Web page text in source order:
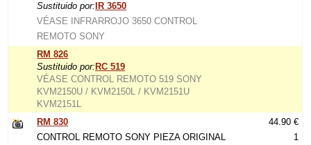
Sustituido por: IR 3650
VÉASE INFRARROJO 3650 CONTROL
REMOTO SONY
RM 826
Sustituido por: RC 519
VÉASE CONTROL REMOTO 519 SONY
KVM2150U / KVM2150L / KVM2151U
KVM2151L
RM 830
CONTROL REMOTO SONY PIEZA ORIGINAL
44.90 €
1